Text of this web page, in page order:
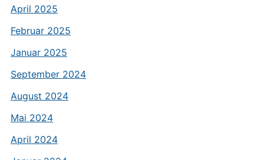
April 2025
Februar 2025
Januar 2025
September 2024
August 2024
Mai 2024
April 2024